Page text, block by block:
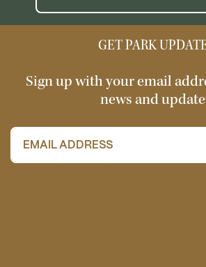
GET PARK
Sign up with your email
news and